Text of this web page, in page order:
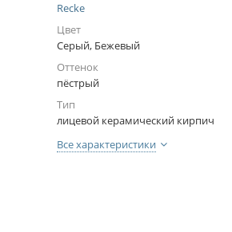
Recke
Цвет
Серый, Бежевый
Оттенок
пёстрый
Тип
лицевой керамический кирпич
Все характеристики